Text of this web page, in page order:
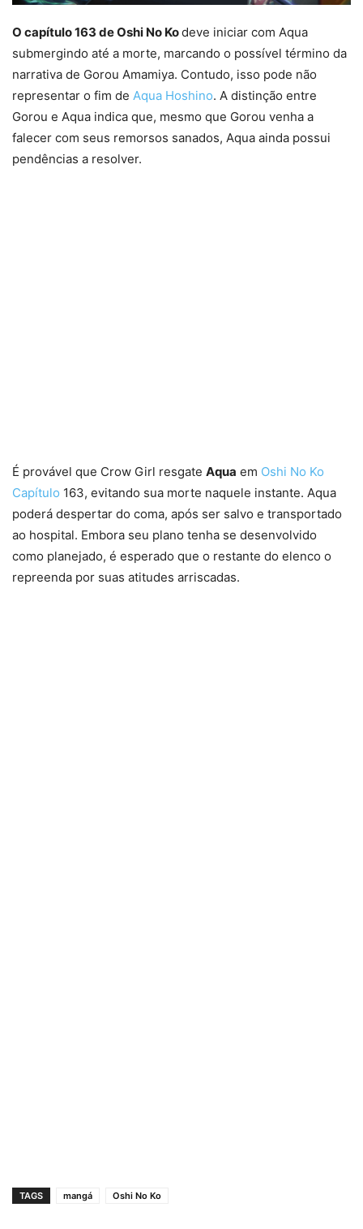
O capítulo 163 de Oshi No Kodeve iniciar com Aqua
submergindo até a morte, marcando o possível término da
narrativa de Gorou Amamiya. Contudo, isso pode não
representar o fim de Aqua Hoshino. A distinção entre
Gorou e Aqua indica que, mesmo que Gorou venha a
falecer com seus remorsos sanados, Aqua ainda possui
pendências a resolver.
É provável que Crow Girl resgate Aqua em Oshi No Ko
Capítulo 163, evitando sua morte naquele instante. Aqua
poderá despertar do coma, após ser salvo e transportado
ao hospital. Embora seu plano tenha se desenvolvido
como planejado, é esperado que o restante do elenco o
repreenda por suas atitudes arriscadas.
TAGS mangá Oshi No Ko